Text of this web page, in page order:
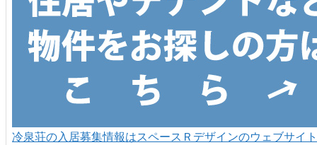
冷泉荘の入居募集情報はスペースＲデザインのウェブサイト